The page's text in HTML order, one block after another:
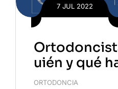
7 JUL 2022
uién y qué
ORTODONCIA